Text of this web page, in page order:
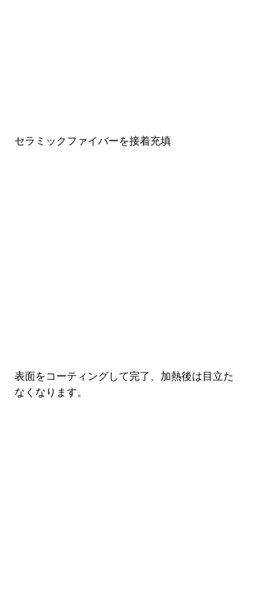
セラミックファイバーを接着充填
表面をコーティングして完了、加熱後は目立た
なくなります。